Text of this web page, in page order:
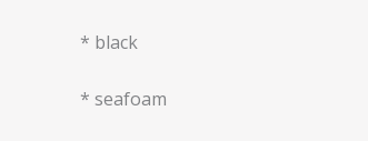
* black
* ⁠seafoam